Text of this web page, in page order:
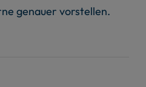
genauer vorstellen.